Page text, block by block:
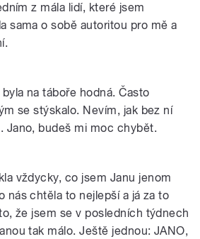
z mála lidí, které jsem
sama o sobě autoritou pro mě a
na táboře hodná. Často
se stýskalo. Nevím, jak bez ní
Jano, budeš mi moc chybět.
vždycky, co jsem Janu jenom
nás chtěla to nejlepší a já za to
že jsem se v posledních týdnech
tak málo. Ještě jednou: JANO,